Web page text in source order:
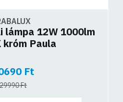
lámpa 12W 1000lm
króm Paula
Ft
29990 Ft